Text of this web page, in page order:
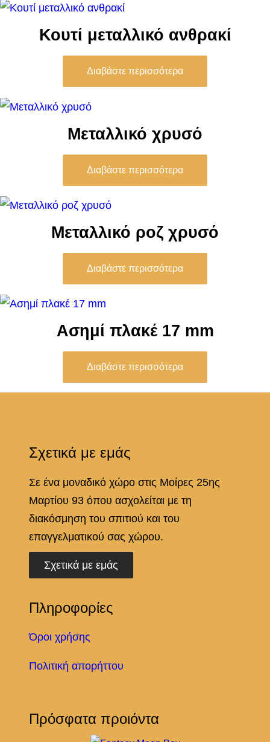
Κουτί μεταλλικό ανθρακί
Διαβάστε περισσότερα
Μεταλλικό χρυσό
Διαβάστε περισσότερα
Μεταλλικό ροζ χρυσό
Διαβάστε περισσότερα
Ασημί πλακέ 17 mm
Διαβάστε περισσότερα
Σχετικά με εμάς
Σε ένα μοναδικό χώρο στις Μοίρες 25ης
Μαρτίου 93 όπου ασχολείται με τη
διακόσμηση του σπιτιού και του
επαγγελματικού σας χώρου.
Σχετικά με εμάς
Πληροφορίες
Όροι χρήσης
Πολιτική απορήττου
Πρόσφατα προιόντα